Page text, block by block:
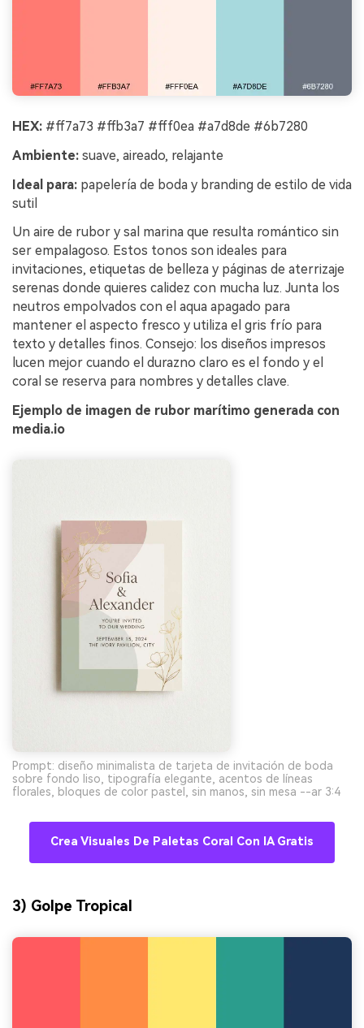
HEX: #ff7a73 #ffb3a7 #fff0ea #a7d8de #6b7280
Ambiente: suave, aireado, relajante
Ideal para: papelería de boda y branding de estilo de vida
sutil
Un aire de rubor y sal marina que resulta romántico sin
ser empalagoso. Estos tonos son ideales para
invitaciones, etiquetas de belleza y páginas de aterrizaje
serenas donde quieres calidez con mucha luz. Junta los
neutros empolvados con el aqua apagado para
mantener el aspecto fresco y utiliza el gris frío para
texto y detalles finos. Consejo: los diseños impresos
lucen mejor cuando el durazno claro es el fondo y el
coral se reserva para nombres y detalles clave.
Ejemplo de imagen de rubor marítimo generada con
media.io
Prompt: diseño minimalista de tarjeta de invitación de boda
sobre fondo liso, tipografía elegante, acentos de líneas
florales, bloques de color pastel, sin manos, sin mesa --ar 3:4
Crea Visuales De Paletas Coral Con IA Gratis
3) Golpe Tropical